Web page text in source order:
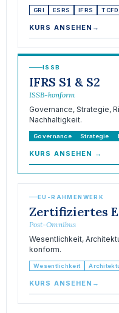
GRI ESRS IFRS TCFD
KURS ANSEHEN →
ISSB
IFRS S1 & S2
ISSB-konform
Governance, Strategie,
Nachhaltigkeit.
Governance Strategie
KURS ANSEHEN →
EU-RAHMENWERK
Zertifiziertes
Post-Omnibus
Wesentlichkeit,
konform.
Wesentlichkeit
KURS ANSEHEN →